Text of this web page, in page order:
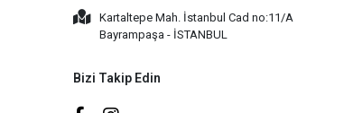
Kartaltepe Mah. İstanbul Cad no:11/A
Bayrampaşa - İSTANBUL
Bizi Takip Edin